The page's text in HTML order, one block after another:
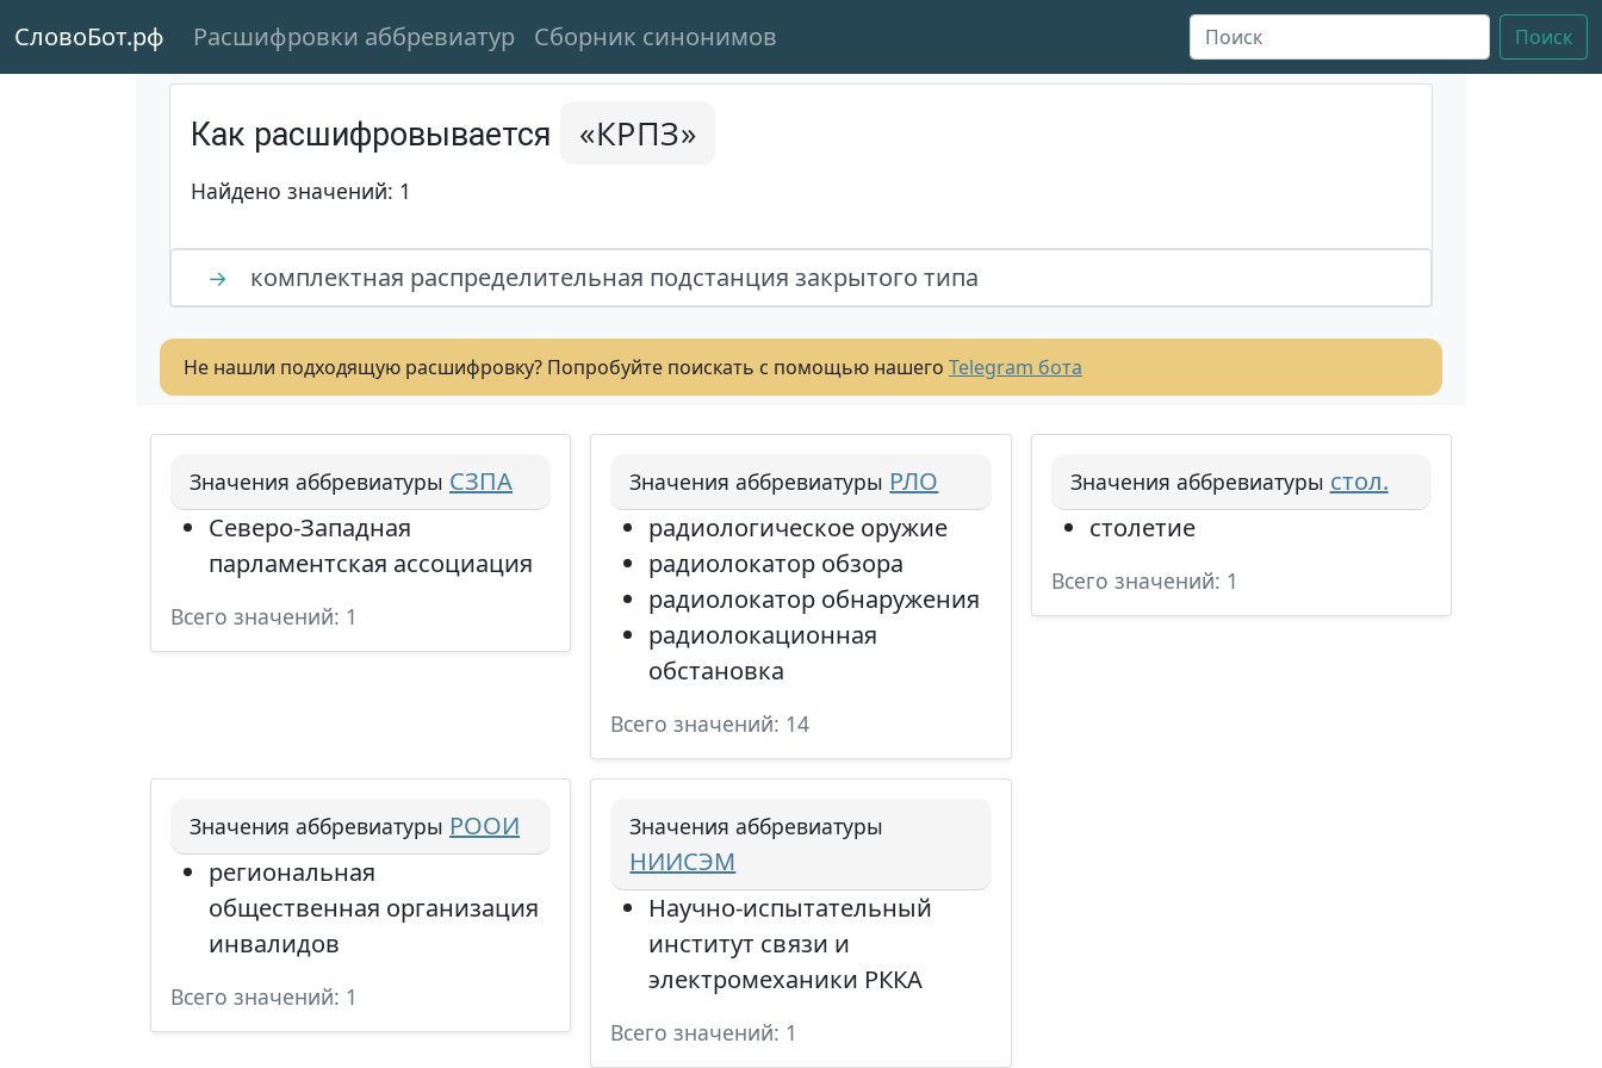
СловоБот.рф Расшифровки аббревиатур Сборник синонимов Поиск
Как расшифровывается «КРПЗ»
Найдено значений: 1
→ комплектная распределительная подстанция закрытого типа
Не нашли подходящую расшифровку? Попробуйте поискать с помощью нашего Telegram бота
Значения аббревиатуры СЗПА
Северо-Западная
парламентская ассоциация
Всего значений: 1
Значения аббревиатуры РЛО
радиологическое оружие
радиолокатор обзора
радиолокатор обнаружения
радиолокационная
обстановка
Всего значений: 14
Значения аббревиатуры стол.
столетие
Всего значений: 1
Значения аббревиатуры РООИ
региональная
общественная организация
инвалидов
Всего значений: 1
Значения аббревиатуры
НИИСЭМ
Научно-испытательный
институт связи и
электромеханики РККА
Всего значений: 1